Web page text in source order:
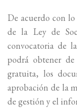
De acuerdo con
de la Ley de
convocatoria de
podrá obtener
gratuita, los
aprobación de la
de gestión y el